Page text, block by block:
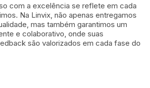
com a excelência se reflete em cada
Na Linvix, não apenas entregamos
mas também garantimos um
e colaborativo, onde suas
são valorizados em cada fase do